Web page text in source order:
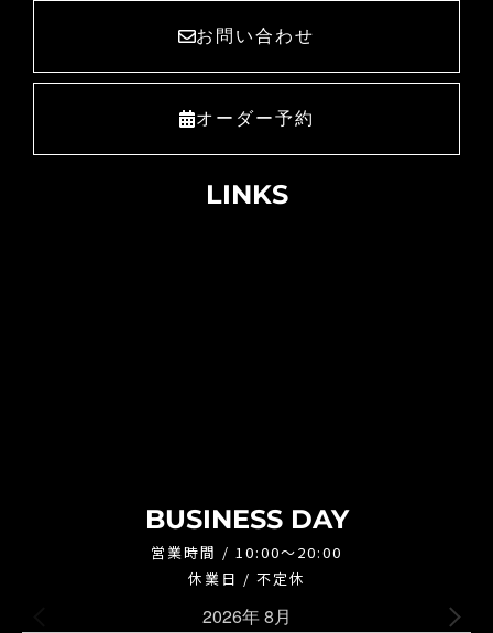
お問い合わせ
オーダー予約
LINKS
BUSINESS DAY
営業時間 / 10:00～20:00
休業日 / 不定休
2026年 8月